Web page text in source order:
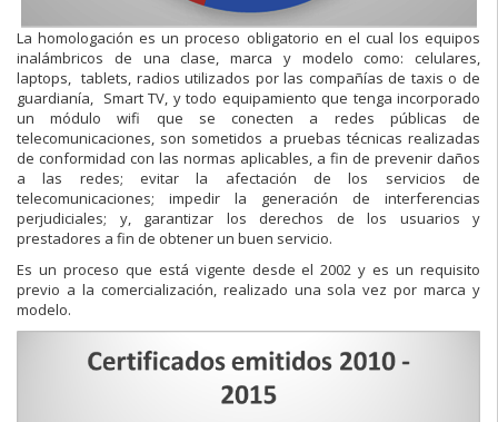
La homologación es un proceso obligatorio en el cual los equipos
inalámbricos de una clase, marca y modelo como: celulares,
laptops, tablets, radios utilizados por las compañías de taxis o de
guardianía, Smart TV, y todo equipamiento que tenga incorporado
un módulo wifi que se conecten a redes públicas de
telecomunicaciones, son sometidos a pruebas técnicas realizadas
de conformidad con las normas aplicables, a fin de prevenir daños
a las redes; evitar la afectación de los servicios de
telecomunicaciones; impedir la generación de interferencias
perjudiciales; y, garantizar los derechos de los usuarios y
prestadores a fin de obtener un buen servicio.
Es un proceso que está vigente desde el 2002 y es un requisito
previo a la comercialización, realizado una sola vez por marca y
modelo.